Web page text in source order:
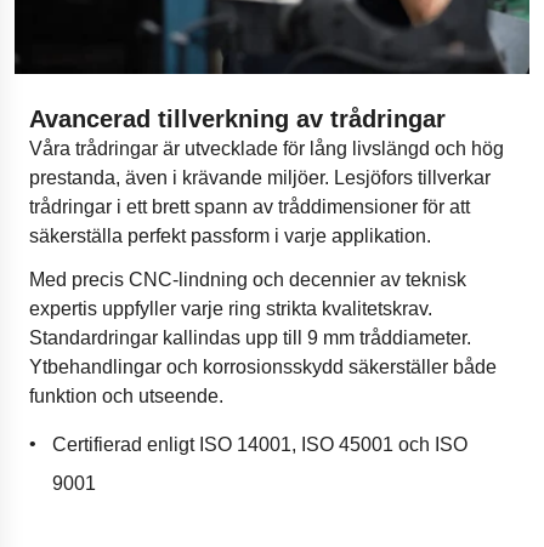
Avancerad tillverkning av trådringar
Våra trådringar är utvecklade för lång livslängd och hög
prestanda, även i krävande miljöer. Lesjöfors tillverkar
trådringar i ett brett spann av tråddimensioner för att
säkerställa perfekt passform i varje applikation.
Med precis CNC-lindning och decennier av teknisk
expertis uppfyller varje ring strikta kvalitetskrav.
Standardringar kallindas upp till 9 mm tråddiameter.
Ytbehandlingar och korrosionsskydd säkerställer både
funktion och utseende.
Certifierad enligt ISO 14001, ISO 45001 och ISO
9001